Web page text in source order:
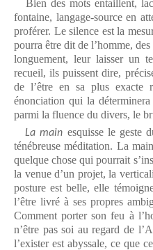
Bien des mots entaillent,
fontaine, langage-source en
proférer. Le silence est la
pourra être dit de l’homme,
longuement, leur laisser un
recueil, ils puissent dire,
de l’être en sa plus exacte
énonciation qui la
parmi la fluence du divers, le
La main esquisse le geste
ténébreuse méditation. La
quelque chose qui pourrait
la venue d’un projet, la
posture est belle, elle
l’être livré à ses propres
Comment porter son feu à
n’être pas soi au regard de
l’exister est abyssale, ce que